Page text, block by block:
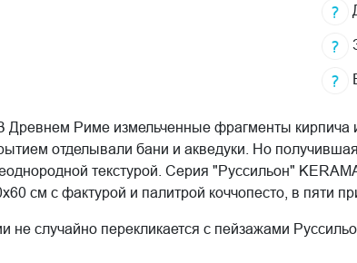
Древнем Риме измельченные фрагменты кирпича
отделывали бани и акведуки. Но
текстурой. Серия "Руссильон"
см с фактурой и палитрой коччопесто, в пяти
не случайно перекликается с пейзажами